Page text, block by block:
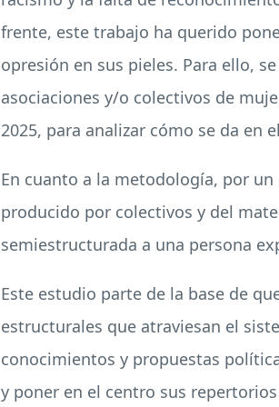
frente, este trabajo ha querido
opresión en sus pieles. Para ello,
asociaciones y/o colectivos de
2025, para analizar cómo se da en
En cuanto a la metodología, por
producido por colectivos y del
semiestructurada a una persona
Este estudio parte de la base de
estructurales que atraviesan el
conocimientos y propuestas
y poner en el centro sus